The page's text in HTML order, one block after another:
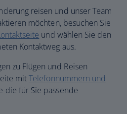
reisen und unser Team
möchten, besuchen Sie
und wählen Sie den
Kontaktweg aus.
zu Flügen und Reisen
mitTelefonnummern und
die für Sie passende